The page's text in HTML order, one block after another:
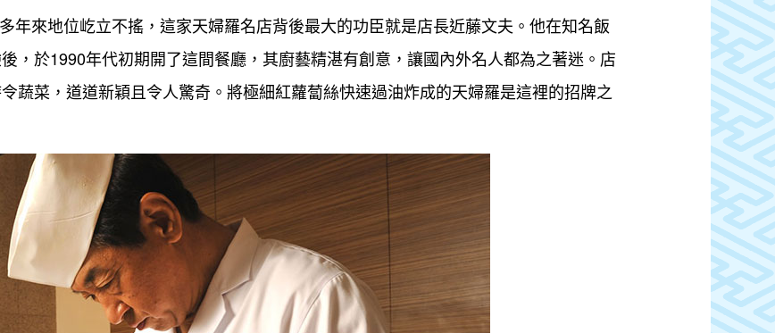
年來地位屹立不搖，這家天婦羅名店背後最大的功臣就是店長近藤文夫。他在知名飯
，於1990年代初期開了這間餐廳，其廚藝精湛有創意，讓國內外名人都為之著迷。店
蔬菜，道道新穎且令人驚奇。將極細紅蘿蔔絲快速過油炸成的天婦羅是這裡的招牌之